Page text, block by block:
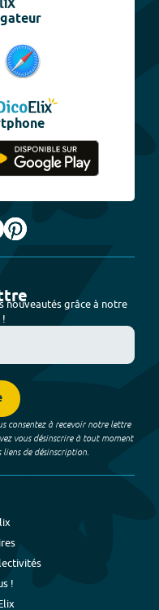
nouveautés grâce à notre
!
consentez à recevoir notre lettre
vous désinscrire à tout moment
de désinscription.
!